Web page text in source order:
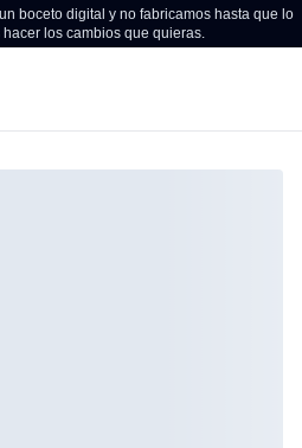
boceto digital y no fabricamos hasta que lo
los cambios que quieras.